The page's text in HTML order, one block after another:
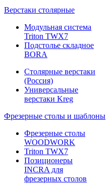
Верстаки столярные
Модульная система
Triton TWX7
Подстолье складное
BORA
Столярные верстаки
(Россия)
Универсальные
верстаки Kreg
Фрезерные столы и шаблоны
Фрезерные столы
WOODWORK
Triton TWX7
Позиционеры
INCRA для
фрезерных столов